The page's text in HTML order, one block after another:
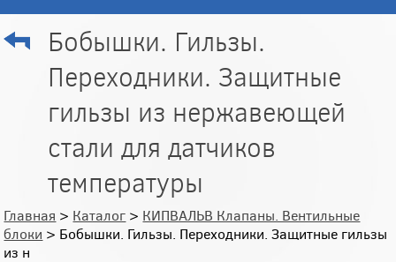
Бобышки. Гильзы.
Переходники. Защитные
гильзы из нержавеющей
стали для датчиков
температуры
Главная > Каталог > КИПВАЛЬВ Клапаны. Вентильные
блоки > Бобышки. Гильзы. Переходники. Защитные гильзы
из н